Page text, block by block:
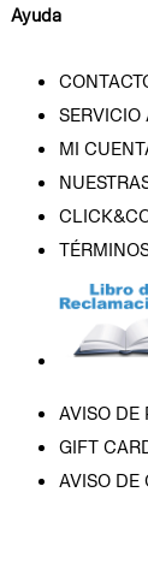
Ayuda
SERVICIO
MI
AVISO DE
GIFT
AVISO DE